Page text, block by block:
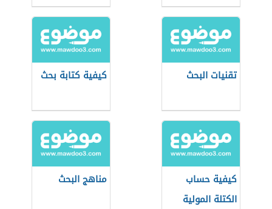
جامعي
تقنيات البحث كيفية كتابة بحث
كيفية حساب
الكتلة المولية
مناهج البحث